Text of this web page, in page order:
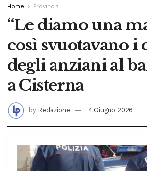
Home Provincia
“Le diamo una
così svuotavano i
degli anziani al
a Cisterna
by Redazione 4 Giugno 2026